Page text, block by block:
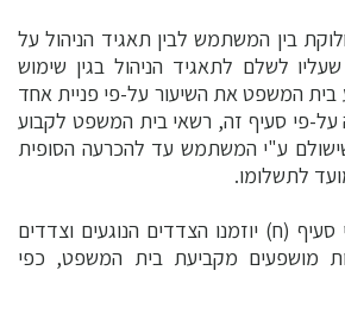
בין המשתמש לבין תאגיד הניהול על
לשלם לתאגיד הניהול בגין שימוש
בית המשפט את השיעור על-פי פניית אחד
פי סעיף זה, רשאי בית המשפט לקבוע
שישולם ע"י המשתמש עד להכרעה הסופית
לתשלומו.
(ח) יוזמנו הצדדים הנוגעים וצדדים
מושפעים מקביעת בית המשפט, כפי